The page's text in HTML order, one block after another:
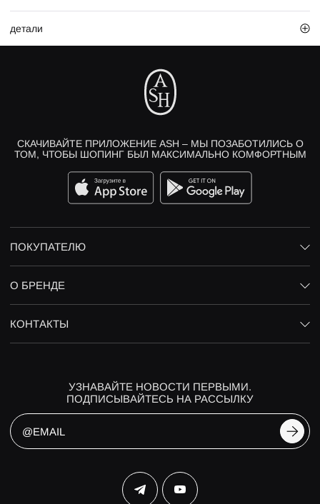
детали
СКАЧИВАЙТЕ ПРИЛОЖЕНИЕ ASH – МЫ ПОЗАБОТИЛИСЬ О
ТОМ, ЧТОБЫ ШОПИНГ БЫЛ МАКСИМАЛЬНО КОМФОРТНЫМ
ПОКУПАТЕЛЮ
О БРЕНДЕ
КОНТАКТЫ
УЗНАВАЙТЕ НОВОСТИ ПЕРВЫМИ.
ПОДПИСЫВАЙТЕСЬ НА РАССЫЛКУ